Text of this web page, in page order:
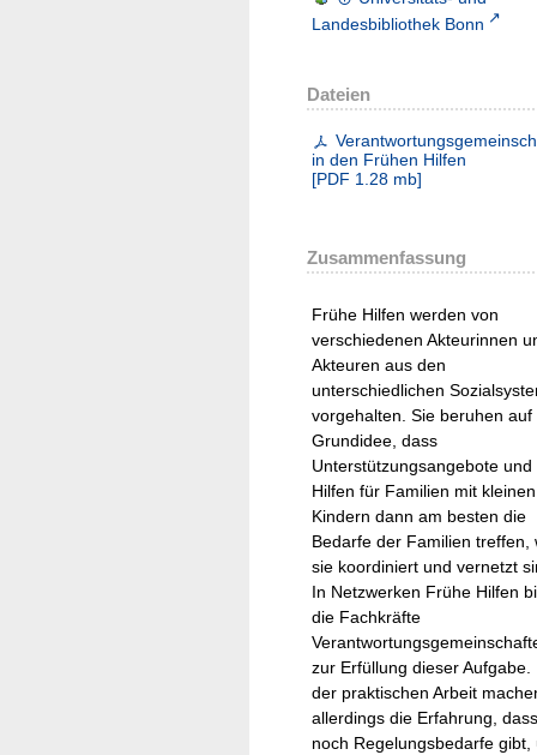
Landesbibliothek Bonn
Dateien
in den Frühen Hilfen
[PDF 1.28 mb]
Zusammenfassung
Frühe Hilfen werden von
verschiedenen Akteurinnen
Akteuren aus den
unterschiedlichen
vorgehalten. Sie beruhen auf
Grundidee, dass
Unterstützungsangebote und
Hilfen für Familien mit kleinen
Kindern dann am besten die
Bedarfe der Familien treffen,
sie koordiniert und vernetzt
In Netzwerken Frühe Hilfen
die Fachkräfte
zur Erfüllung dieser Aufgabe.
der praktischen Arbeit
allerdings die Erfahrung,
noch Regelungsbedarfe gibt,